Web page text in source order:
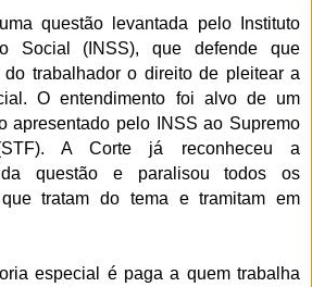
questão levantada pelo Instituto
Social (INSS), que defende que
trabalhador o direito de pleitear a
O entendimento foi alvo de um
apresentado pelo INSS ao Supremo
A Corte já reconheceu a
da questão e paralisou todos os
tratam do tema e tramitam em
especial é paga a quem trabalha